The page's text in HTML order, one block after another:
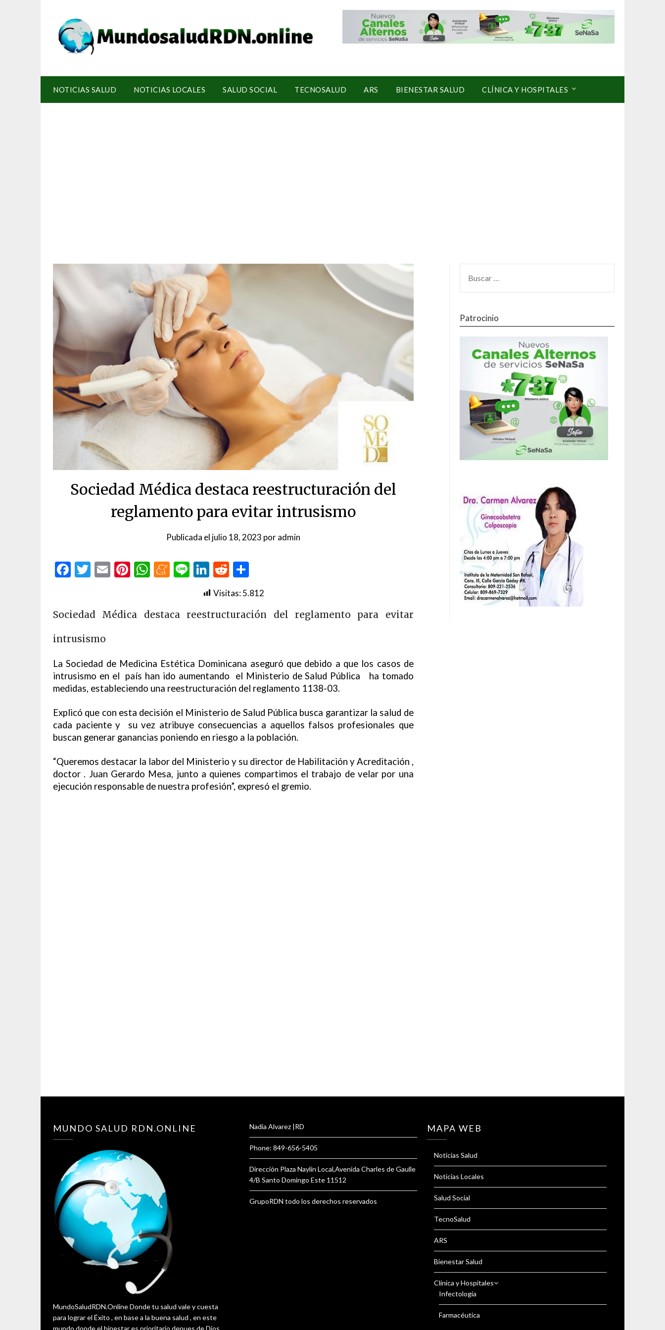
NOTICIAS SALUD NOTICIAS LOCALES SALUD SOCIAL TECNOSALUD ARS BIENESTAR SALUD CLÍNICA Y HOSPITALES
Sociedad Médica destaca reestructuración del
reglamento para evitar intrusismo
Publicada el julio 18, 2023 poradmin
Facebook
Twitter
EmailPinterest
WhatsApp
Meneame
LineLinkedIn
Reddit
Visitas:5.812
Sociedad Médica destaca reestructuración del reglamento para evitar
intrusismo
La Sociedad de Medicina Estética Dominicana aseguró que debido a que los casos de
intrusismo en el país han ido aumentando el Ministerio de Salud Pública ha tomado
medidas, estableciendo una reestructuración del reglamento 1138-03.
Explicó que con esta decisión el Ministerio de Salud Pública busca garantizar la salud de
cada paciente y su vez atribuye consecuencias a aquellos falsos profesionales que
buscan generar ganancias poniendo en riesgo a la población.
“Queremos destacar la labor del Ministerio y su director de Habilitación y Acreditación ,
doctor . Juan Gerardo Mesa, junto a quienes compartimos el trabajo de velar por una
ejecución responsable de nuestra profesión”, expresó el gremio.
Patrocinio
MUNDO SALUD RDN.ONLINE
MundoSaludRDN.Online Donde tu salud vale y cuesta
para lograr el Éxito , en base a la buena salud , en este
mundo donde el binestar es prioritario depues de Dios
Nadia Alvarez |RD
Phone: 849-656-5405
Dirección Plaza Naylin Local,Avenida Charles de Gaulle
4/B Santo Domingo Este 11512
GrupoRDN todo los derechos reservados
MAPA WEB
Noticias Salud
Noticias Locales
Salud Social
TecnoSalud
ARS
Bienestar Salud
Clínica y Hospitales
Infectología
Farmacéutica